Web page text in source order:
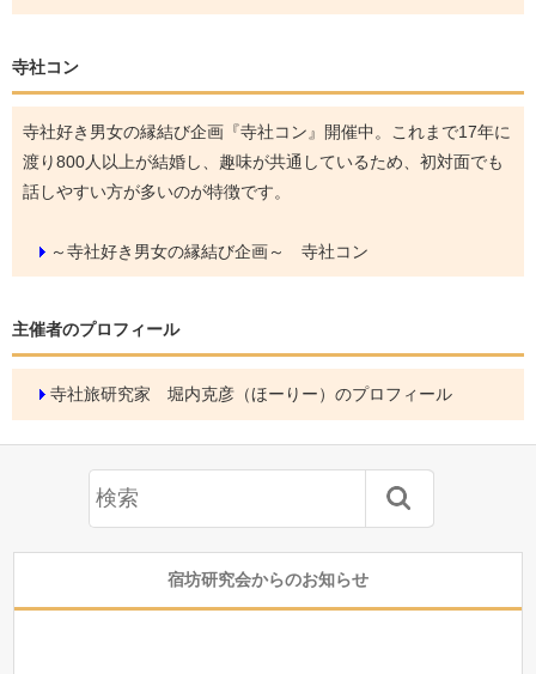
寺社コン
寺社好き男女の縁結び企画『寺社コン』開催中。これまで17年に
渡り800人以上が結婚し、趣味が共通しているため、初対面でも
話しやすい方が多いのが特徴です。
～寺社好き男女の縁結び企画～ 寺社コン
主催者のプロフィール
寺社旅研究家 堀内克彦（ほーりー）のプロフィール
宿坊研究会からのお知らせ